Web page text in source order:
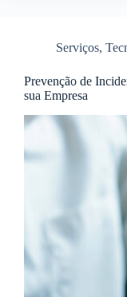
Serviços,
Prevenção de
sua Empresa